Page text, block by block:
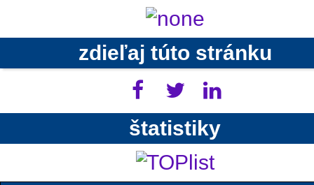
zdieľaj túto stránku
štatistiky